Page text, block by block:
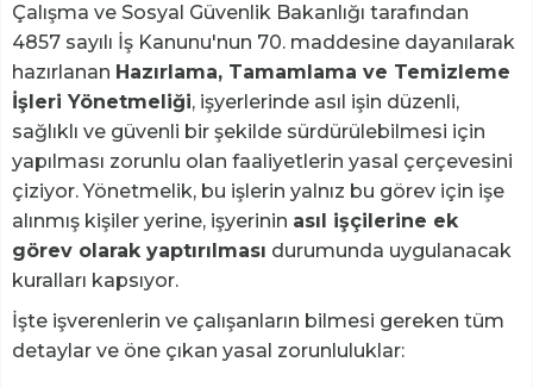
Çalışma ve Sosyal Güvenlik Bakanlığı tarafından
4857 sayılı İş Kanunu'nun 70. maddesine dayanılarak
hazırlanan Hazırlama, Tamamlama ve Temizleme
İşleri Yönetmeliği, işyerlerinde asıl işin düzenli,
sağlıklı ve güvenli bir şekilde sürdürülebilmesi için
yapılması zorunlu olan faaliyetlerin yasal çerçevesini
çiziyor. Yönetmelik, bu işlerin yalnız bu görev için işe
alınmış kişiler yerine, işyerinin asıl işçilerine ek
görev olarak yaptırılması durumunda uygulanacak
kuralları kapsıyor.
İşte işverenlerin ve çalışanların bilmesi gereken tüm
detaylar ve öne çıkan yasal zorunluluklar: